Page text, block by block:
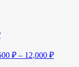
₽ – 12,000 ₽